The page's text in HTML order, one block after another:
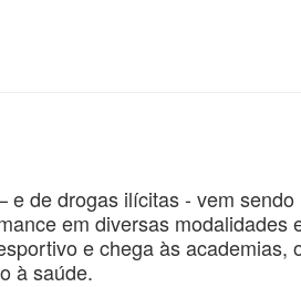
e de drogas ilícitas - vem
em diversas modalidades
e chega às academias,
à saúde.